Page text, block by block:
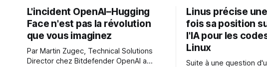
L'incident OpenAI–Hugging
Face n'est pas la révolution
que vous imaginez
Par Martin Zugec, Technical Solutions
Director chez Bitdefender OpenAI a
Linus précise
fois sa position
l'IA pour les
Linux
Suite à une question